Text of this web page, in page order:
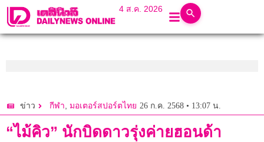
4 ส.ค. 2026
ข่าว กีฬา, มอเตอร์สปอร์ตไทย 26 ก.ค. 2568 • 13:07 น.
“ไม้คิว” นักบิดดาวรุ่งค่ายฮอนด้า